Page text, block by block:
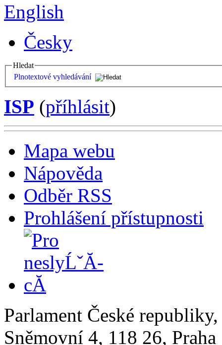
English
Česky
Hledat
Plnotextové vyhledávání
ISP (příhlásit)
Mapa webu
Nápověda
Odběr RSS
Prohlášení přístupnosti
Parlament České
Sněmovní 4, 118 26,